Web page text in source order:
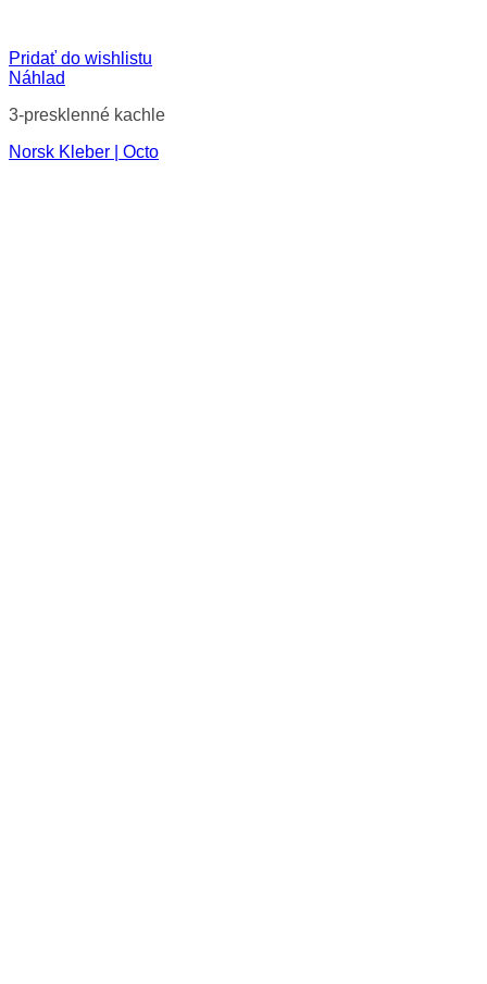
Pridať do wishlistu
Náhlad
3-presklenné kachle
Norsk Kleber | Octo